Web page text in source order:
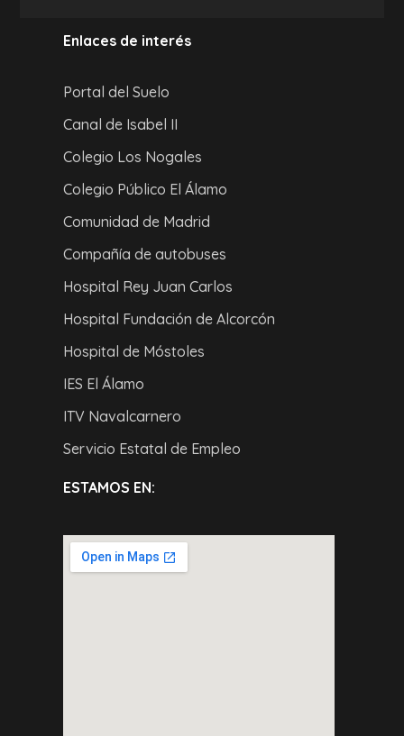
Enlaces de interés
Portal del Suelo
Canal de Isabel II
Colegio Los Nogales
Colegio Público El Álamo
Comunidad de Madrid
Compañía de autobuses
Hospital Rey Juan Carlos
Hospital Fundación de Alcorcón
Hospital de Móstoles
IES El Álamo
ITV Navalcarnero
Servicio Estatal de Empleo
ESTAMOS EN: